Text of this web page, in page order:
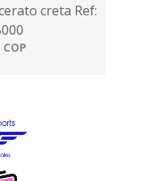
creta Ref: